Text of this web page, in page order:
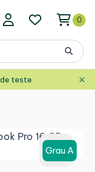
0
teste ×
Grau A